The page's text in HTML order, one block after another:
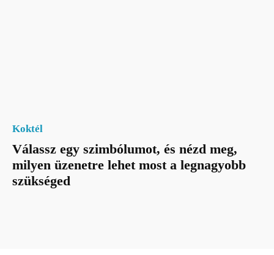
Koktél
Válassz egy szimbólumot, és nézd meg,
milyen üzenetre lehet most a legnagyobb
szükséged